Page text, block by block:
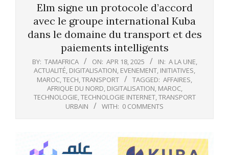
Elm signe un protocole d’accord
avec le groupe international Kuba
dans le domaine du transport et des
paiements intelligents
BY: TAMAFRICA ON: APR 18, 2025 IN: A LA UNE,
ACTUALITÉ, DIGITALISATION, EVENEMENT, INITIATIVES,
MAROC,TECH,TRANSPORT TAGGED: AFFAIRES,
AFRIQUE DU NORD, DIGITALISATION, MAROC,
TECHNOLOGIE,TECHNOLOGIE INTERNET,TRANSPORT
URBAIN
WITH: 0 COMMENTS